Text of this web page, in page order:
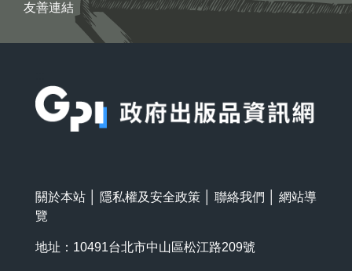
友善連結
關於本站 隱私權及安全政策 聯絡我們
網站導
覽
地址：10491台北市中山區松江路209號